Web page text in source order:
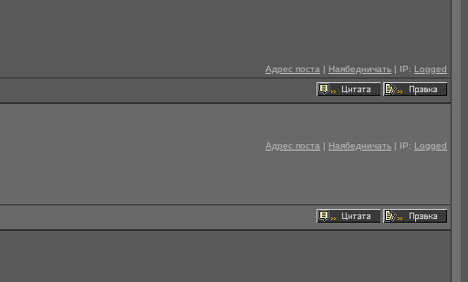
Адрес поста | Наябедничать | IP: Logged
Адрес поста | Наябедничать | IP: Logged